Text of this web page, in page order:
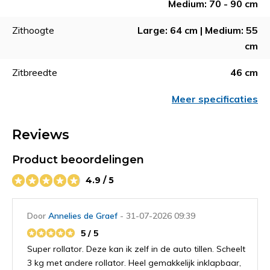
Medium: 70 - 90 cm
Zithoogte
Large: 64 cm | Medium: 55
cm
Zitbreedte 46 cm
Meer specificaties
Reviews
Product beoordelingen
4.9 / 5
Door Annelies de Graef - 31-07-2026 09:39
5 / 5
Super rollator. Deze kan ik zelf in de auto tillen. Scheelt
3 kg met andere rollator. Heel gemakkelijk inklapbaar,